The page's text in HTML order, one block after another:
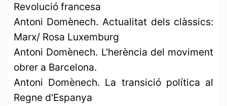
Revolució francesa
Antoni Domènech. Actualitat dels clàssics:
Marx/ Rosa Luxemburg
Antoni Domènech. L'herència del moviment
obrer a Barcelona.
Antoni Domènech. La transició política al
Regne d'Espanya